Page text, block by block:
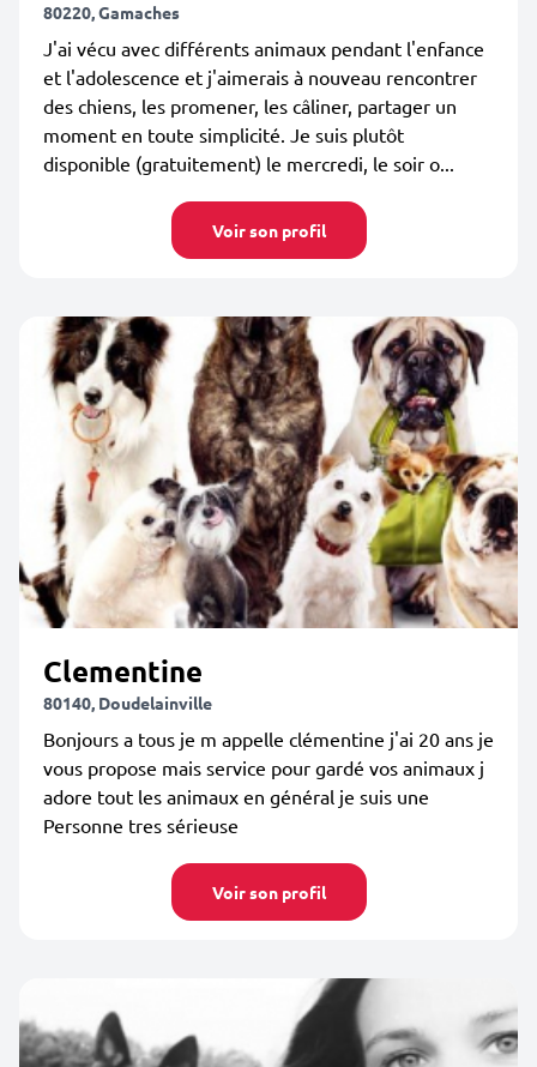
80220, Gamaches
J'ai vécu avec différents animaux pendant l'enfance
et l'adolescence et j'aimerais à nouveau rencontrer
des chiens, les promener, les câliner, partager un
moment en toute simplicité. Je suis plutôt
disponible (gratuitement) le mercredi, le soir o...
Voir son profil
Clementine
80140, Doudelainville
Bonjours a tous je m appelle clémentine j'ai 20 ans je
vous propose mais service pour gardé vos animaux j
adore tout les animaux en général je suis une
Personne tres sérieuse
Voir son profil